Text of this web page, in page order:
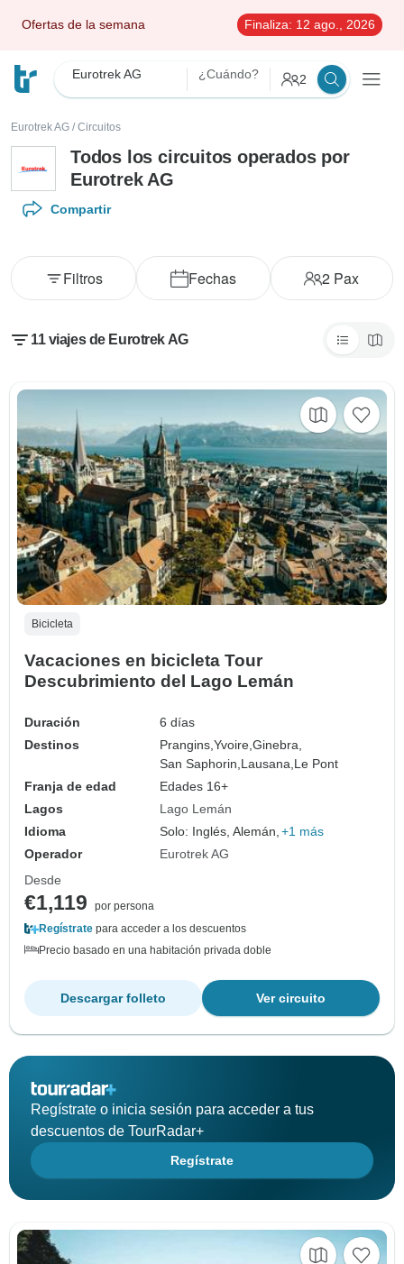
Ofertas de la semana Finaliza: 12 ago., 2026
Eurotrek AG ¿Cuándo? 2
Eurotrek AG / Circuitos
Todos los circuitos operados por
Eurotrek AG
Compartir
Fechas 2 Pax
Filtros
11 viajes de Eurotrek AG
Bicicleta
Vacaciones en bicicleta Tour
Descubrimiento del Lago Lemán
Duración
6 días
Destinos
Prangins,Yvoire,Ginebra,
San Saphorin, Lausana, Le Pont
Franja de edad
Edades 16+
Lagos
Lago Lemán
Idioma
Solo: Inglés, Alemán, +1 más
Operador
Eurotrek AG
Desde
€1,119
por persona
Regístrate para acceder a los descuentos
Precio basado en una habitación privada doble
Ver circuito
Descargar folleto
Regístrate o inicia sesión para acceder a tus
descuentos de TourRadar+
Regístrate